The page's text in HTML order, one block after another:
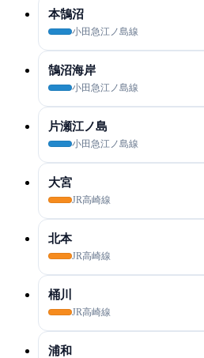
本鵠沼
小田急江ノ島線
鵠沼海岸
小田急江ノ島線
片瀬江ノ島
小田急江ノ島線
大宮
JR高崎線
北本
JR高崎線
桶川
JR高崎線
浦和